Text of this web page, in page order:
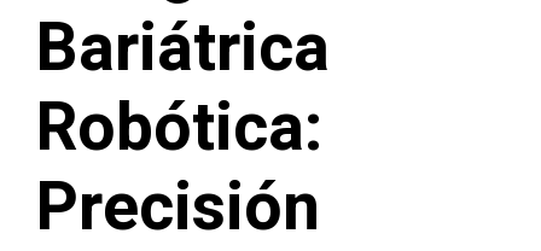
Bariátrica
Robótica:
Precisión